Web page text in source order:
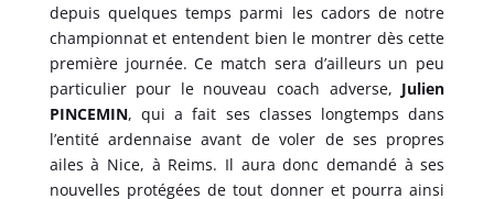
depuis quelques temps parmi les cadors de notre
championnat et entendent bien le montrer dès cette
première journée. Ce match sera d’ailleurs un peu
particulier pour le nouveau coach adverse, Julien
PINCEMIN, qui a fait ses classes longtemps dans
l’entité ardennaise avant de voler de ses propres
ailes à Nice, à Reims. Il aura donc demandé à ses
nouvelles protégées de tout donner et pourra ainsi